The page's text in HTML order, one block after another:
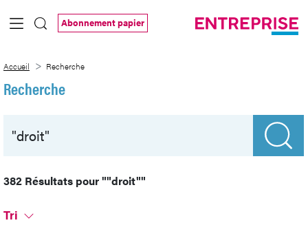
Saut au contenu principal
Abonnement papier
Accueil Recherche
Recherche
382 Résultats pour""droit""
Tri